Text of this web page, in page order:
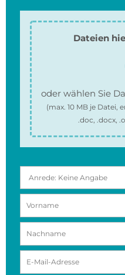
Dateien
oder wählen Sie
(max. 10 MBje Datei,
.doc, .docx,